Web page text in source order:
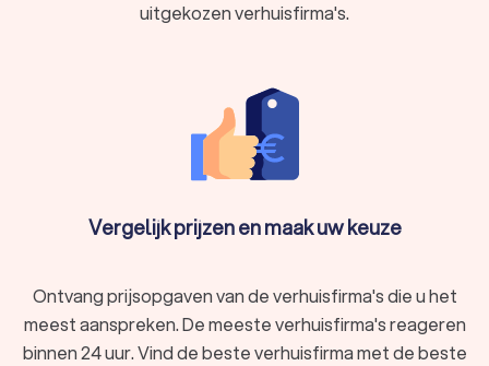
uitgekozen verhuisfirma's.
Vergelijk prijzen en maak uw keuze
Ontvang prijsopgaven van de verhuisfirma's die u het
meest aanspreken. De meeste verhuisfirma's reageren
binnen 24 uur. Vind de beste verhuisfirma met de beste